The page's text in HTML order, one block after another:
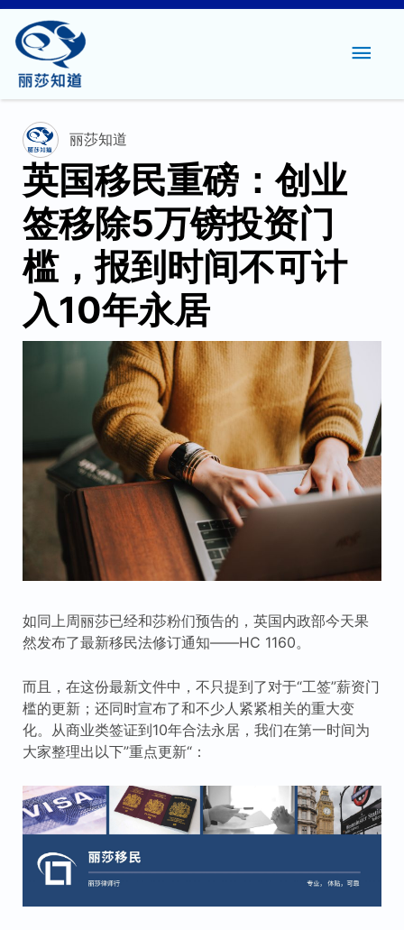
主
菜
丽莎知道
英国移民重磅：创业
签移除5万镑投资门
槛，报到时间不可计
入10年永居
如同上周丽莎已经和莎粉们预告的，英国内政部今天果
然发布了最新移民法修订通知——HC 1160。
而且，在这份最新文件中，不只提到了对于“工签”薪资门
槛的更新；还同时宣布了和不少人紧紧相关的重大变
化。从商业类签证到10年合法永居，我们在第一时间为
大家整理出以下”重点更新“：